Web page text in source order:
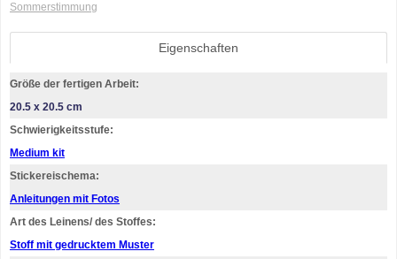
Sommerstimmung
Eigenschaften
Größe der fertigen Arbeit:
20.5 x 20.5 cm
Schwierigkeitsstufe:
Medium kit
Stickereischema:
Anleitungen mit Fotos
Art des Leinens/ des Stoffes:
Stoff mit gedrucktem Muster